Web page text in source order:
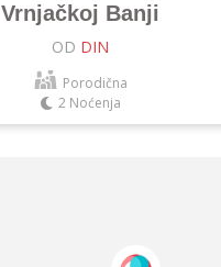
Vrnjačkoj Banji
OD DIN
Porodična
2 Noćenja